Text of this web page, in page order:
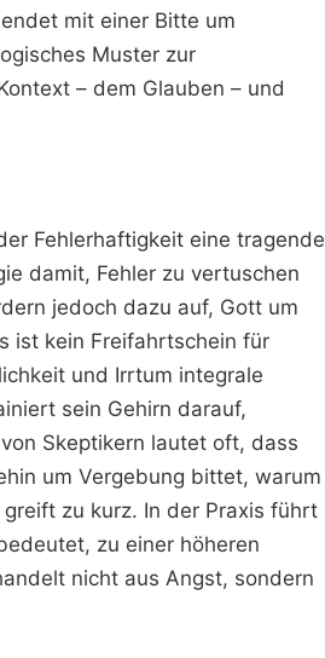
mit einer Bitte um
Muster zur
– dem Glauben – und
Fehlerhaftigkeit eine tragende
damit, Fehler zu vertuschen
jedoch dazu auf, Gott um
ist kein Freifahrtschein für
und Irrtum integrale
sein Gehirn darauf,
Skeptikern lautet oft, dass
um Vergebung bittet, warum
zu kurz. In der Praxis führt
zu einer höheren
nicht aus Angst, sondern